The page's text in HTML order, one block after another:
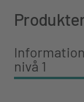
nivå 1